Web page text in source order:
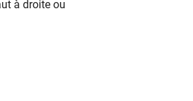
à droite ou